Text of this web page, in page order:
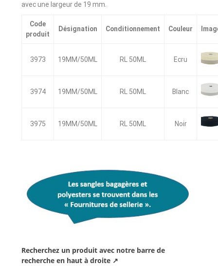
avec une largeur de 19 mm.
Code
produit
Désignation Conditionnement Couleur
3973 19MM/50ML RL 50ML Ecru
3974 19MM/50ML RL 50ML Blanc
3975 19MM/50ML RL 50ML Noir
Recherchez un produit avec notre barre de
recherche en haut à droite ↗